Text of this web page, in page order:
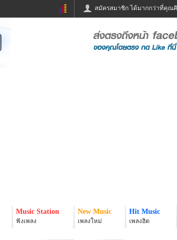
สมัครสมาชิก ได้มากกว่าที่คุณ
ฟังวิทยุอ
Email
Music Station
ฟังเพลง
New Music
เพลงใหม่
Hit Music
เพลงฮิต